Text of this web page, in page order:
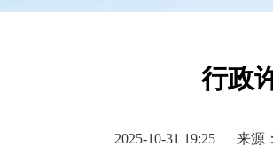
行政
2025-10-31 19:25 来源